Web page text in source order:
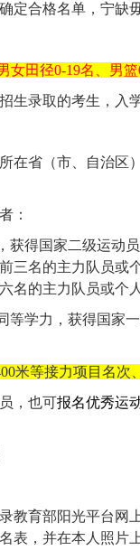
定合格名单，宁缺毋
女田径0-19名、男篮
生录取的考生，入
在省（市、自治
：
获得国家二级运动
三名的主力队员或
名的主力队员或个
等学力，获得国家
米等接力项目名次
，也可报名优秀运
教育部阳光平台网
表，并在本人照片